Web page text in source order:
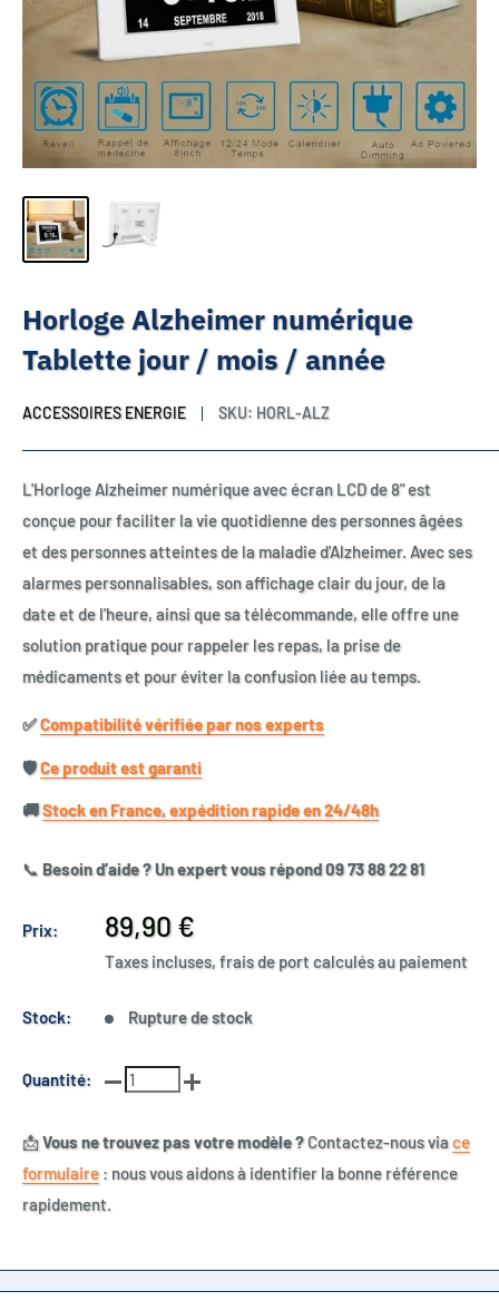
Horloge Alzheimer numérique
Tablette jour / mois / année
ACCESSOIRES ENERGIE SKU: HORL-ALZ
L'Horloge Alzheimer numérique avec écran LCD de 8" est
conçue pour faciliter la vie quotidienne des personnes âgées
et des personnes atteintes de la maladie d'Alzheimer. Avec ses
alarmes personnalisables, son affichage clair du jour, de la
date et de l'heure, ainsi que sa télécommande, elle offre une
solution pratique pour rappeler les repas, la prise de
médicaments et pour éviter la confusion liée au temps.
✅​Compatibilité vérifiée par nos experts
🛡️​Ce produit est garanti
🚚​Stock en France, expédition rapide en 24/48h
📞 Besoin d’aide ? Un expert vous répond 09 73 88 22 81
Prix:
Prix
réduit
89,90 €
Taxes incluses, frais de port calculés au paiement
Stock: Rupture de stock
Quantité:
📩Vous ne trouvez pas votre modèle ?Contactez-nous viace
formulaire : nous vous aidons à identifier la bonne référence
rapidement.